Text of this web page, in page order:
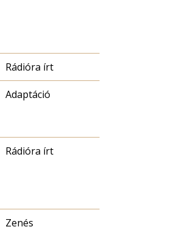
Rádióra írt
Adaptáció
Rádióra írt
Zenés